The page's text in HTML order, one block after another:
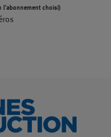
l'abonnement choisi)